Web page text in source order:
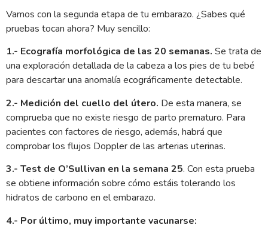
Vamos con la segunda etapa de tu embarazo. ¿Sabes qué
pruebas tocan ahora? Muy sencillo:
1.- Ecografía morfológica de las 20 semanas. Se trata de
una exploración detallada de la cabeza a los pies de tu bebé
para descartar una anomalía ecográficamente detectable.
2.- Medición del cuello del útero. De esta manera, se
comprueba que no existe riesgo de parto prematuro. Para
pacientes con factores de riesgo, además, habrá que
comprobar los flujos Doppler de las arterias uterinas.
3.- Test de O’Sullivan en la semana 25. Con esta prueba
se obtiene información sobre cómo estáis tolerando los
hidratos de carbono en el embarazo.
4.- Por último, muy importante vacunarse: